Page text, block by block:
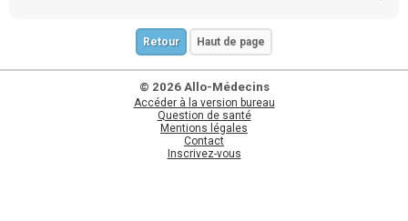
Retour Haut de page
© 2026 Allo-Médecins
Accéder à la version bureau
Question de santé
Mentions légales
Contact
Inscrivez-vous